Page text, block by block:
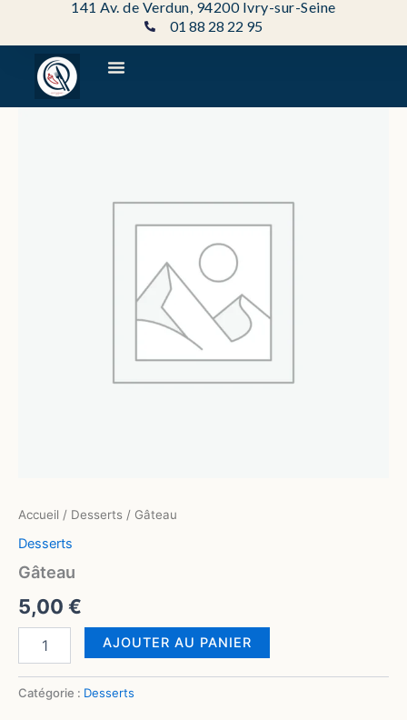
141 Av. de Verdun, 94200 Ivry-sur-Seine
01 88 28 22 95
Accueil / Desserts / Gâteau
Desserts
Gâteau
5,00 €
AJOUTER AU PANIER
Catégorie : Desserts